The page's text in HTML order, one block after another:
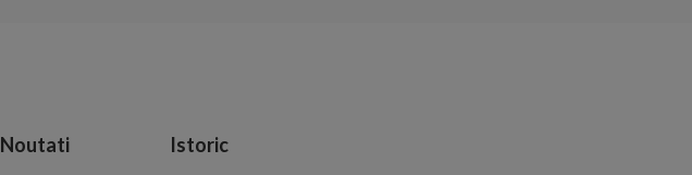
Noutati Istoric